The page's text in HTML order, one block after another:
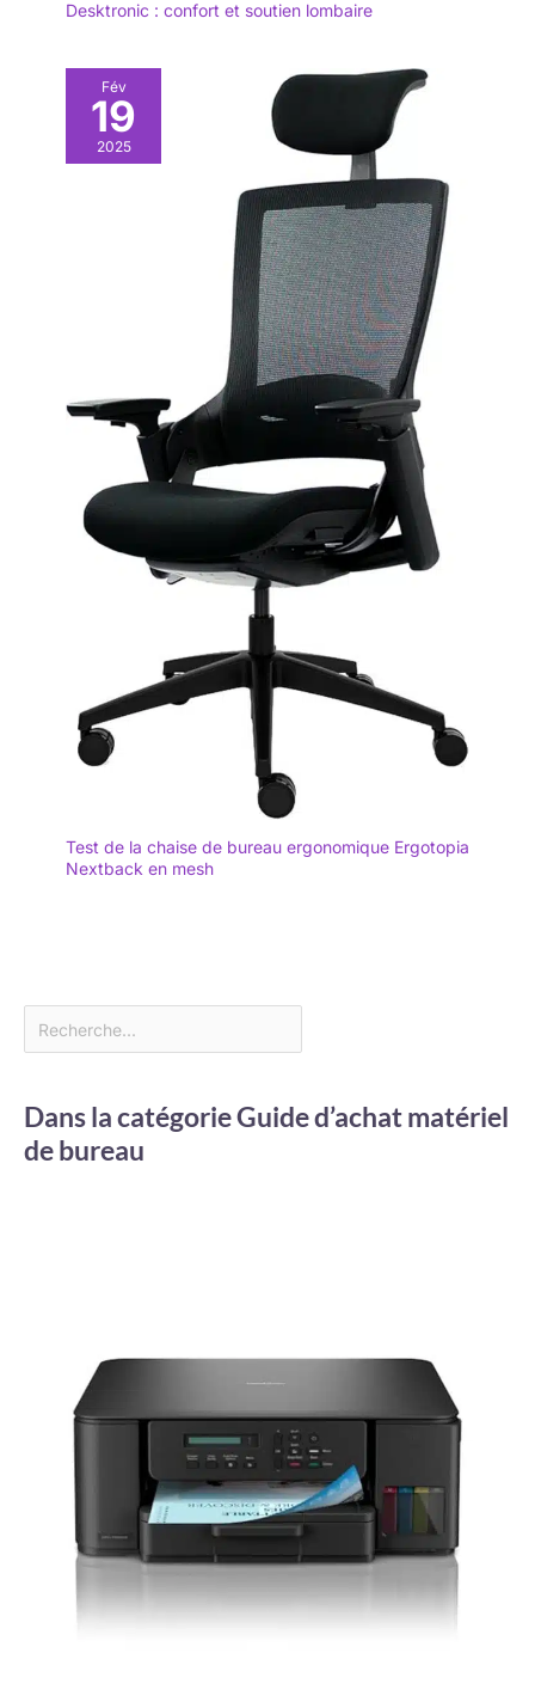
Desktronic : confort et soutien lombaire
Fév
19
2025
Test de la chaise de bureau ergonomique Ergotopia
Nextback en mesh
Dans la catégorie Guide d’achat matériel
de bureau